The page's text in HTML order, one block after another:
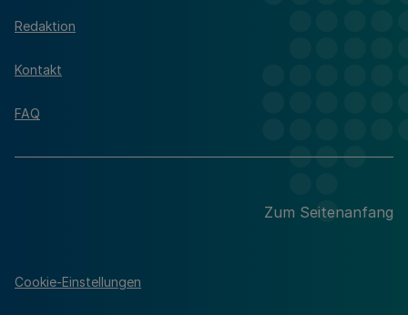
Redaktion
Kontakt
FAQ
Zum Seitenanfang
Cookie-Einstellungen